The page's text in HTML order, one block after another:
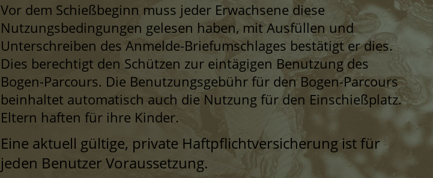
Vor dem Schießbeginn muss jeder Erwachsene diese
Nutzungsbedingungen gelesen haben, mit Ausfüllen und
Unterschreiben des Anmelde-Briefumschlages bestätigt er dies.
Dies berechtigt den Schützen zur eintägigen Benutzung des
Bogen-Parcours. Die Benutzungsgebühr für den Bogen-Parcours
beinhaltet automatisch auch die Nutzung für den Einschießplatz.
Eltern haften für ihre Kinder.
Eine aktuell gültige, private Haftpflichtversicherung ist für
jeden Benutzer Voraussetzung.